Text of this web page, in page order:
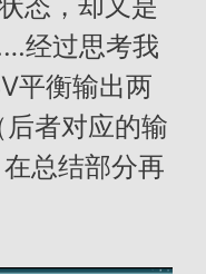
经过思考我
平衡输出两
者对应的输
总结部分再